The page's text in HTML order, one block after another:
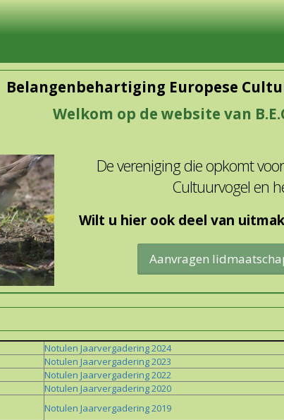
Belangenbehartiging Europese
Welkom op de website van
De vereniging die opkomt
Cultuurvogel en
Wilt u hier ook deel van
Notulen Jaarvergadering 2024
Notulen Jaarvergadering 2023
Notulen Jaarvergadering 2022
Notulen Jaarvergadering 2020
Notulen Jaarvergadering 2019